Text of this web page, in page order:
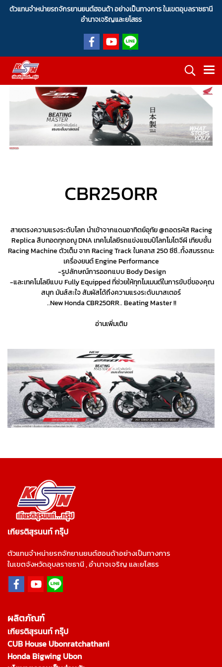
ตัวแทนจำหน่ายรถจักรยานยนต์ฮอนด้า อย่างเป็นทางการ ในเขตอุบลราชธานี
อำนาจเจริญและยโสธร
CBR250RR
สายตรงความแรงระดับโลก นำเข้าจากแดนอาทิตย์อุทัย @ถอดรหัส Racing
Replica สืบทอดทุกอณู DNA เทคโนโลยีรถแข่งแซมป์โลกโมโตจีผี เทียบชั้น
Racing Machine ตัวเต็ม จาก Racing Track ในคลาส 250 ซีซี..ทั้งสมรรถนะ
เครื่องยนต์ Engine Performance
-รูปลักษณ์การออกแบบ Body Design
-และเทคโนโลยีแบบ Fully Equipped ที่ช่วยให้ทุกไมเมนต์ในการขับขี่ของคุณ
สนุก มันส์สะใจ สัมผัสได้ถึงความแรงระดับมาสเตอร์
..New Honda CBR250RR.. Beating Master !!
อ่านเพิ่มเติม
เกียรติสุรนนท์ กรุ๊ป
ตัวแทนจำหน่ายรถจักยานยนต์ฮอนด้าอย่างเป็นทางการ
ในเขตจังหวัดอุบลราชธานี , อำนาจเจริญ และยโสธร
ผลิตภัณฑ์
เกียรติสุรนนท์ กรุ๊ป
CUB House Ubonratchathani
Honda Bigwing Ubon